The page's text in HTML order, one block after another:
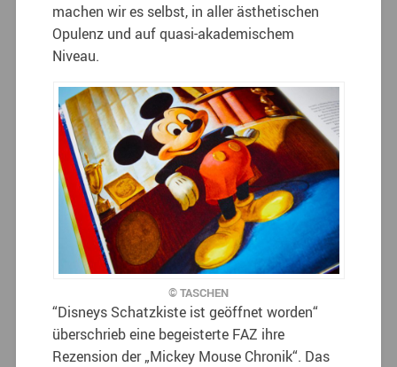
machen wir es selbst, in aller ästhetischen
Opulenz und auf quasi-akademischem
Niveau.
© TASCHEN
“Disneys Schatzkiste ist geöffnet worden“
überschrieb eine begeisterte FAZ ihre
Rezension der „Mickey Mouse Chronik“. Das